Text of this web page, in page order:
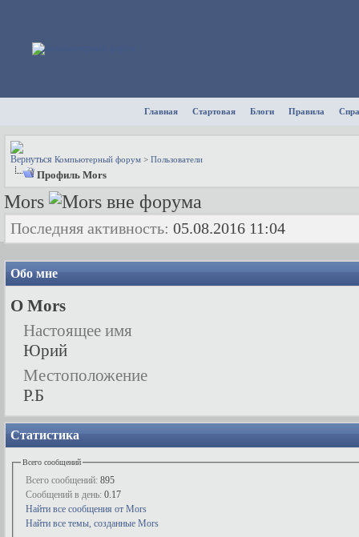
Главная Стартовая Блоги Правила
Компьютерный форум > Пользователи
Профиль Mors
Mors
Последняя активность: 05.08.2016 11:04
Обо мне
О Mors
Настоящее имя
Юрий
Местоположение
Р.Б
Статистика
Всего сообщений
Всего сообщений: 895
Сообщений в день: 0.17
Найти все сообщения от Mors
Найти все темы, созданные Mors